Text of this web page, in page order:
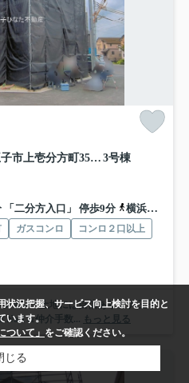
『八王子市新築戸建て』八王子市上壱分方町359-5【仲介手数料無料】 ２４－２期 3号棟
二分方入口」 停歩9分
横浜線「八王子」駅 バス24分 「二分方入口」 停歩9分
ガスコンロ
コンロ２口以上
ン・土地には自信あり☆ 八王子
No.1＆仲介手数... もっと見る
状況把握、サービス向上検討を目的と
います。
ついて」 をご確認ください。
じる